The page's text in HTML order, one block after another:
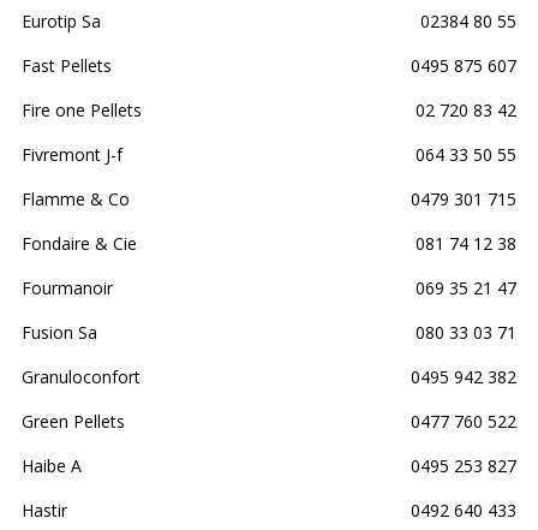
Eurotip Sa
02384 80 55
Fast Pellets
0495 875 607
Fire one Pellets
02 720 83 42
Fivremont J-f
064 33 50 55
Flamme & Co
0479 301 715
Fondaire & Cie
081 74 12 38
Fourmanoir
069 35 21 47
Fusion Sa
080 33 03 71
Granuloconfort
0495 942 382
Green Pellets
0477 760 522
Haibe A
0495 253 827
Hastir
0492 640 433